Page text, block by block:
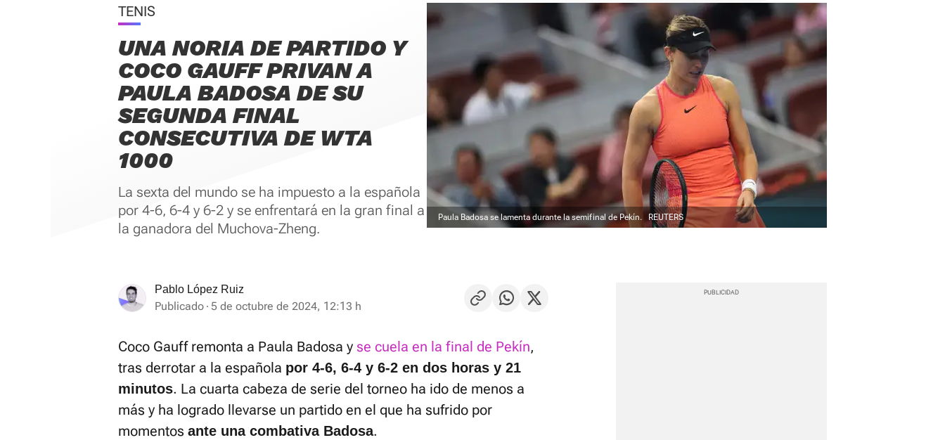
TENIS
UNA NORIA DE PARTIDO Y
COCO GAUFF PRIVAN A
PAULA BADOSA DE SU
SEGUNDA FINAL
CONSECUTIVA DE WTA
1000
La sexta del mundo se ha impuesto a la española
por 4-6, 6-4 y 6-2 y se enfrentará en la gran final a
la ganadora del Muchova-Zheng.
Paula Badosa se lamenta durante la semifinal de Pekín. REUTERS
Pablo López Ruiz
Publicado 5 de octubre de 2024, 12:13 h
Coco Gauff remonta a Paula Badosa y se cuela en la final de Pekín,
tras derrotar a la española por 4-6, 6-4 y 6-2 en dos horas y 21
minutos. La cuarta cabeza de serie del torneo ha ido de menos a
más y ha logrado llevarse un partido en el que ha sufrido por
momentos ante una combativa Badosa.